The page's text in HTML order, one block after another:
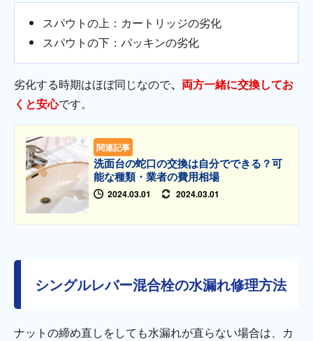
スパウトの上：カートリッジの劣化
スパウトの下：パッキンの劣化
劣化する時期はほぼ同じなので、 両方一緒に交換してお
くと安心です。
関連記事
洗面台の蛇口の交換は自分でできる？可
能な種類・業者の費用相場
2024.03.01 2024.03.01
シングルレバー混合栓の水漏れ修理方法
ナットの締め直しをしても水漏れが直らない場合は、カ